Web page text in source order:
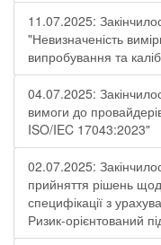
11.07.2025:
"Невизначеність
випробування та
04.07.2025:
вимоги до
ISO/IEC 17043:2023"
02.07.2025:
прийняття рішень
специфікації з
Ризик-орієнтований